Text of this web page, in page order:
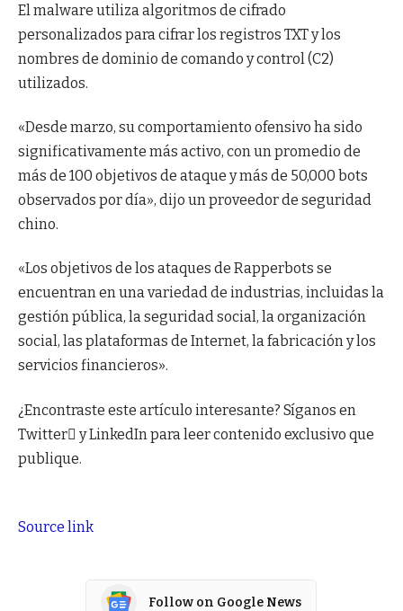
El malware utiliza algoritmos de cifrado
personalizados para cifrar los registros TXT y los
nombres de dominio de comando y control (C2)
utilizados.
«Desde marzo, su comportamiento ofensivo ha sido
significativamente más activo, con un promedio de
más de 100 objetivos de ataque y más de 50,000 bots
observados por día», dijo un proveedor de seguridad
chino.
«Los objetivos de los ataques de Rapperbots se
encuentran en una variedad de industrias, incluidas la
gestión pública, la seguridad social, la organización
social, las plataformas de Internet, la fabricación y los
servicios financieros».
¿Encontraste este artículo interesante? Síganos en
Twitter y LinkedIn para leer contenido exclusivo que
publique.
Source link
Follow on Google News